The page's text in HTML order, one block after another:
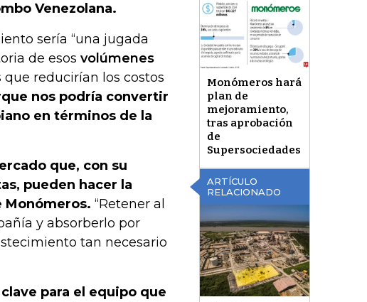
Monómeros hará
plan de
mejoramiento,
tras aprobación
de
Supersociedades
Venezolana.
ARTÍCULO
RELACIONADO
sería “una jugada
de esos volúmenes
reducirían los costos
nos podría convertir
en términos de la
que, con su
pueden hacer la
“Retener al
y absorberlo por
tan necesario
para el equipo que